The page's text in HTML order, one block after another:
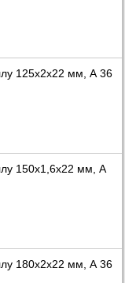
125х2х22 мм, А 36
150х1,6х22 мм, А
180х2х22 мм, А 36